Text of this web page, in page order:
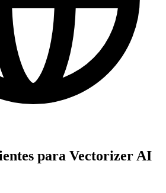
para Vectorizer AI